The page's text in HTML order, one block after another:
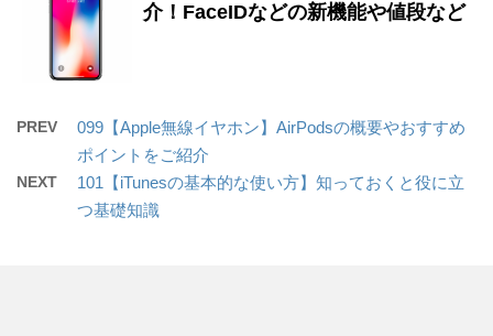
介！FaceIDなどの新機能や値段など
PREV
099【Apple無線イヤホン】AirPodsの概要やおすすめ
ポイントをご紹介
NEXT
101【iTunesの基本的な使い方】知っておくと役に立
つ基礎知識